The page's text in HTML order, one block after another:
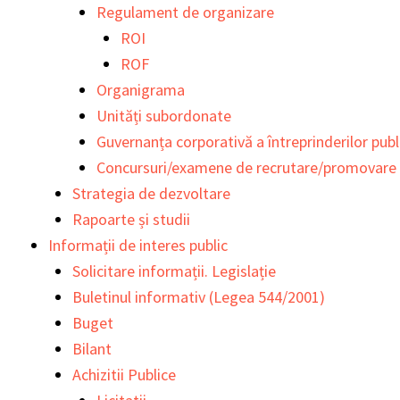
Regulament de organizare
ROI
ROF
Organigrama
Unități subordonate
Guvernanța corporativă a întreprinderilor
Concursuri/examene de recrutare/promovare
Strategia de dezvoltare
Rapoarte și studii
Informații de interes public
Solicitare informații. Legislație
Buletinul informativ (Legea 544/2001)
Buget
Bilant
Achizitii Publice